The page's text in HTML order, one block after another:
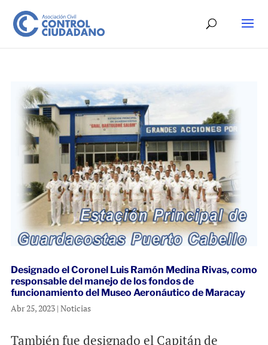
Designado el Coronel Luis Ramón Medina Rivas, como
responsable del manejo de los fondos de
funcionamiento del Museo Aeronáutico de Maracay
Abr 25, 2023| Noticias
También fue designado el Capitán de